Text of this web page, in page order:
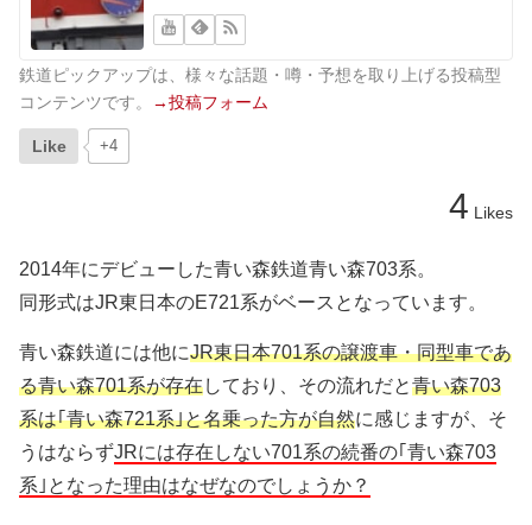
鉄道ピックアップは、様々な話題・噂・予想を取り上げる投稿型
コンテンツです。
→投稿フォーム
Like +4
4 Likes
2014年にデビューした青い森鉄道青い森703系。
同形式はJR東日本のE721系がベースとなっています。
青い森鉄道には他にJR東日本701系の譲渡車・同型車であ
る青い森701系が存在しており、その流れだと青い森703
系は｢青い森721系｣と名乗った方が自然に感じますが、そ
うはならずJRには存在しない701系の続番の｢青い森703
系｣となった理由はなぜなのでしょうか？